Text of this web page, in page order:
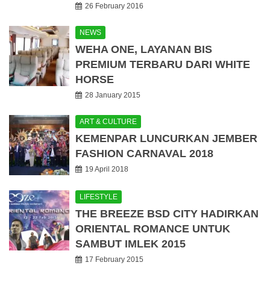
26 February 2016
NEWS
WEHA ONE, LAYANAN BIS
PREMIUM TERBARU DARI WHITE
HORSE
28 January 2015
ART & CULTURE
KEMENPAR LUNCURKAN JEMBER
FASHION CARNAVAL 2018
19 April 2018
LIFESTYLE
THE BREEZE BSD CITY HADIRKAN
ORIENTAL ROMANCE UNTUK
SAMBUT IMLEK 2015
17 February 2015